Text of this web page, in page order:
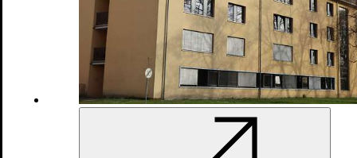
Das Deutsch-Französische Versorgungsbataillon
bietet Ihnen die einmalige Chance, während Ihrer
Basisausbildung gemeinsam mit Ihren
französischen Kameradinnen und Kameraden
Herausforderungen zu meistern
Bundeswehr/Deutsch-Französisches
Versorgungsbataillon